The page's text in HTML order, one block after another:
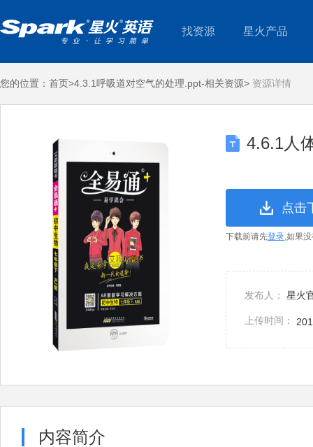
找资源 星火产品
您的位置： 首页>4.3.1呼吸道对空气的处理.ppt-相关资源> 资源详情
4.6.1人
点击
下载前请先登录,如果
发布人： 星火
上传时间：
内容简介